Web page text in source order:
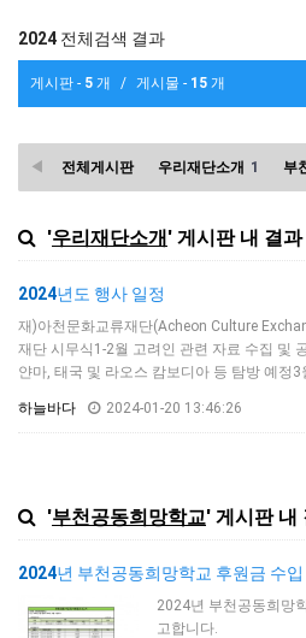
2024 전체검색 결과
게시판 - 5 개 / 게시물 - 15 개
전체게시판 우리재단소개 1 부
'우리재단소개' 게시판 내 결과
2024년도 행사 일정
재)아천문화교류재단​(Acheon Culture
재단 시무식1-2월 고려인 관련 자료 수집 및
얀마, 태국 및 라오스 캄보디아 등 탐방 예정
대회6월 법인 창립기념일 행사 및 초청강연(
하늘바다 2024-01-20 13:46:26
'부천공동희망학교' 게시판 내
2024년 부천공동희망학교 후원금 수
2024년 부천공동희망
고합니다.